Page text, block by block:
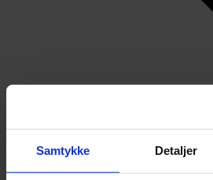
Samtykke Detaljer